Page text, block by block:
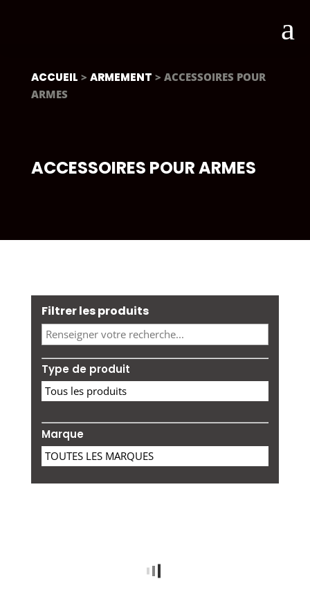
a
ACCUEIL > ARMEMENT > ACCESSOIRES POUR
ARMES
ACCESSOIRES POUR ARMES
Filtrer les produits
Type de produit
Marque